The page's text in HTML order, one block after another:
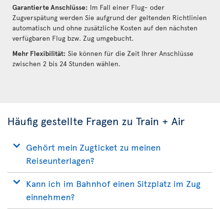
Garantierte Anschlüsse: Im Fall einer Flug- oder
Zugverspätung werden Sie aufgrund der geltenden Richtlinien
automatisch und ohne zusätzliche Kosten auf den nächsten
verfügbaren Flug bzw. Zug umgebucht.
Mehr Flexibilität: Sie können für die Zeit Ihrer Anschlüsse
zwischen 2 bis 24 Stunden wählen.
Häufig gestellte Fragen zu Train + Air
Gehört mein Zugticket zu meinen
Reiseunterlagen?
Kann ich im Bahnhof einen Sitzplatz im Zug
einnehmen?